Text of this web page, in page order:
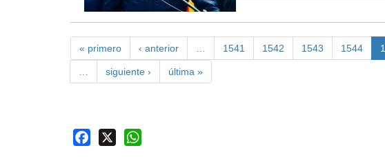
« primero ‹ anterior 1541 1542 1543 1544
siguiente › última »
Facebook